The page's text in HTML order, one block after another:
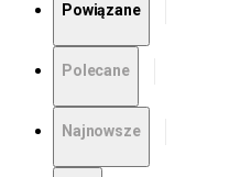
Powiązane
Polecane
Najnowsze